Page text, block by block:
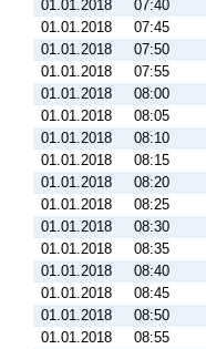
01.01.2018
07:40
01.01.2018
07:45
01.01.2018
07:50
01.01.2018
07:55
01.01.2018
08:00
01.01.2018
08:05
01.01.2018
08:10
01.01.2018
08:15
01.01.2018
08:20
01.01.2018
08:25
01.01.2018
08:30
01.01.2018
08:35
01.01.2018
08:40
01.01.2018
08:45
01.01.2018
08:50
01.01.2018
08:55